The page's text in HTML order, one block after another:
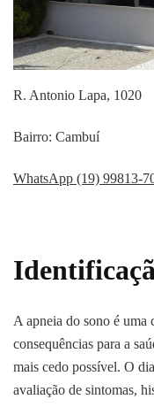
R. Antonio Lapa, 1020
Bairro: Cambuí
WhatsApp (19) 99813-
A apneia do sono é uma
consequências para a
mais cedo possível. O
avaliação de sintomas,